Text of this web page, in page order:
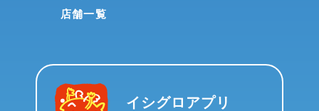
店舗一覧
イシグロアプリ